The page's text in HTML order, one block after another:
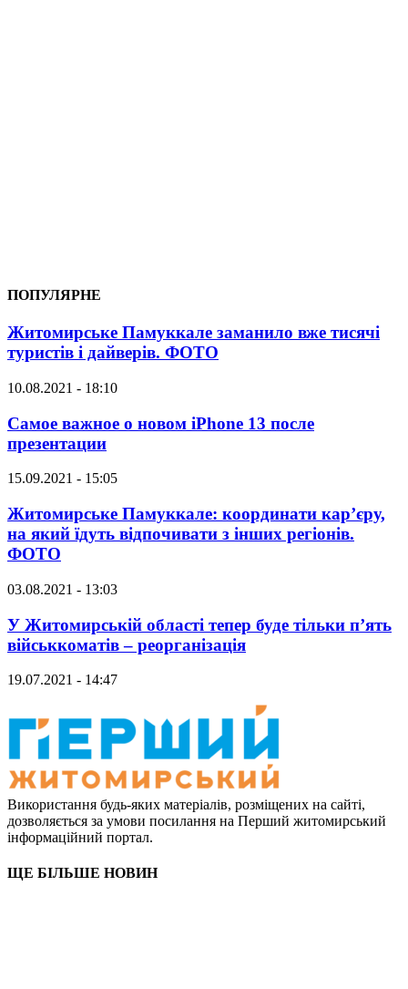
ПОПУЛЯРНЕ
Житомирське Памуккале заманило вже тисячі
туристів і дайверів. ФОТО
10.08.2021 - 18:10
Самое важное о новом iPhone 13 после
презентации
15.09.2021 - 15:05
Житомирське Памуккале: координати кар’єру,
на який їдуть відпочивати з інших регіонів.
ФОТО
03.08.2021 - 13:03
У Житомирській області тепер буде тільки п’ять
військкоматів – реорганізація
19.07.2021 - 14:47
Використання будь-яких матеріалів, розміщених на сайті,
дозволяється за умови посилання на Перший житомирський
інформаційний портал.
ЩЕ БІЛЬШЕ НОВИН